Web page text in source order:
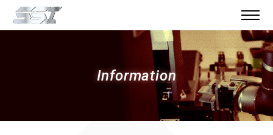
Information